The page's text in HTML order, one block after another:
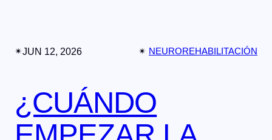
✴︎JUN 12, 2026 ✴︎ NEUROREHABILITACIÓN
¿CUÁNDO